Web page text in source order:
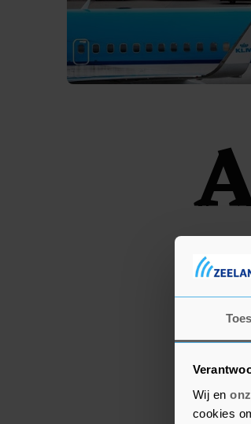
Wij en
cookies
zich